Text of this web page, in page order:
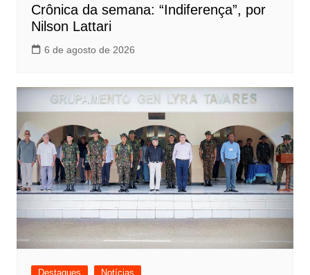
Crônica da semana: “Indiferença”, por
Nilson Lattari
6 de agosto de 2026
Destaques Notícias